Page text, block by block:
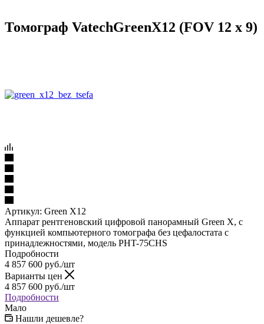
Томограф VatechGreenX12 (FOV 12 x 9)
Артикул: Green X12
Аппарат рентгеновский цифровой панорамный Green X, с
функцией компьютерного томографа без цефалостата с
принадлежностями, модель PHT-75CHS
Подробности
4 857 600 руб./шт
Варианты цен
4 857 600 руб./шт
Подробности
Мало
Нашли дешевле?